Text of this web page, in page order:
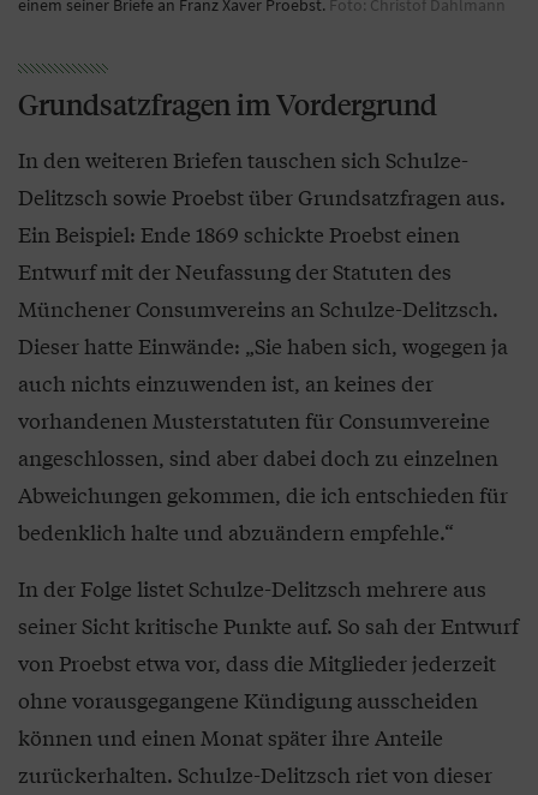
einem seiner Briefe an Franz Xaver Proebst. Foto: Christof Dahlmann
Grundsatzfragen im Vordergrund
In den weiteren Briefen tauschen sich Schulze-
Delitzsch sowie Proebst über Grundsatzfragen aus.
Ein Beispiel: Ende 1869 schickte Proebst einen
Entwurf mit der Neufassung der Statuten des
Münchener Consumvereins an Schulze-Delitzsch.
Dieser hatte Einwände: „Sie haben sich, wogegen ja
auch nichts einzuwenden ist, an keines der
vorhandenen Musterstatuten für Consumvereine
angeschlossen, sind aber dabei doch zu einzelnen
Abweichungen gekommen, die ich entschieden für
bedenklich halte und abzuändern empfehle.“
In der Folge listet Schulze-Delitzsch mehrere aus
seiner Sicht kritische Punkte auf. So sah der Entwurf
von Proebst etwa vor, dass die Mitglieder jederzeit
ohne vorausgegangene Kündigung ausscheiden
können und einen Monat später ihre Anteile
zurückerhalten. Schulze-Delitzsch riet von dieser